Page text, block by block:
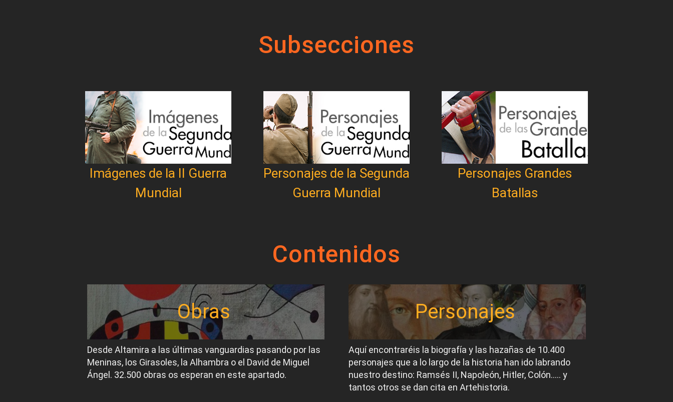
Subsecciones
Imágenes de la II Guerra
Mundial
Personajes de la Segunda
Guerra Mundial
Personajes Grandes
Batallas
Contenidos
Obras
Desde Altamira a las últimas vanguardias pasando por las
Meninas, los Girasoles, la Alhambra o el David de Miguel
Ángel. 32.500 obras os esperan en este apartado.
Personajes
Aquí encontraréis la biografía y las hazañas de 10.400
personajes que a lo largo de la historia han ido labrando
nuestro destino: Ramsés II, Napoleón, Hitler, Colón….. y
tantos otros se dan cita en Artehistoria.